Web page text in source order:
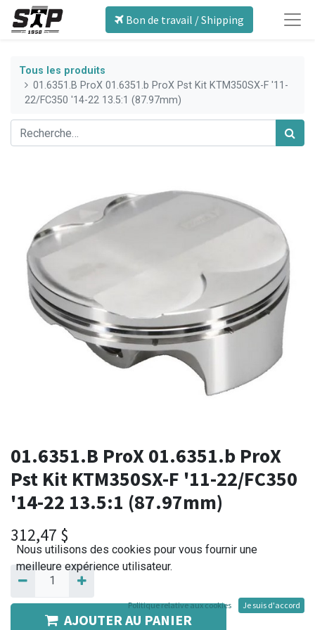
Bon de travail / Shipping
Tous les produits
01.6351.B ProX 01.6351.b ProX Pst Kit KTM350SX-F '11-
22/FC350 '14-22 13.5:1 (87.97mm)
01.6351.B ProX 01.6351.b ProX
Pst Kit KTM350SX-F '11-22/FC350
'14-22 13.5:1 (87.97mm)
312,47 $
AJOUTER AU PANIER
Nous utilisons des cookies pour vous fournir une
meilleure expérience utilisateur.
Politique relative aux cookies Je suis d'accord